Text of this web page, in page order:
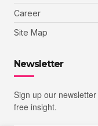
Career
Site Map
Newsletter
Sign up our
free insight.